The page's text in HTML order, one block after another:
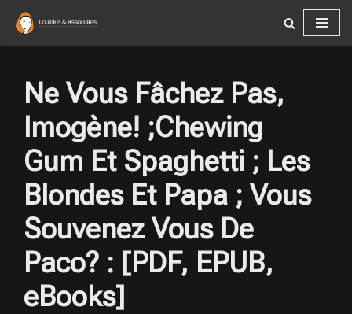
Skip
content
Ne Vous Fâchez Pas,
Imogène! ;Chewing
Gum Et Spaghetti ; Les
Blondes Et Papa ; Vous
Souvenez Vous De
Paco? : [PDF, EPUB,
eBooks]